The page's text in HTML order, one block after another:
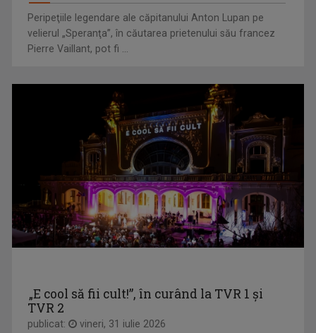
La „Destine ca-n filme" cunoaştem adevăraţi ...
EDUCAȚIA LA PUTERE
Tot ce contează cu adevărat în educația din ...
Prozatoare, eseistă, critic literar și ...
TEODORA ANTONESCU
„TVR este un vis devenit realitate!" Teodora ...
Peripeţiile legendare ale căpitanului Anton Lupan pe
velierul „Speranţa”, în căutarea prietenului său francez
Pierre Vaillant, pot fi ...
„E cool să fii cult!”, în curând la TVR 1 și
TVR 2
publicat: vineri, 31 iulie 2026